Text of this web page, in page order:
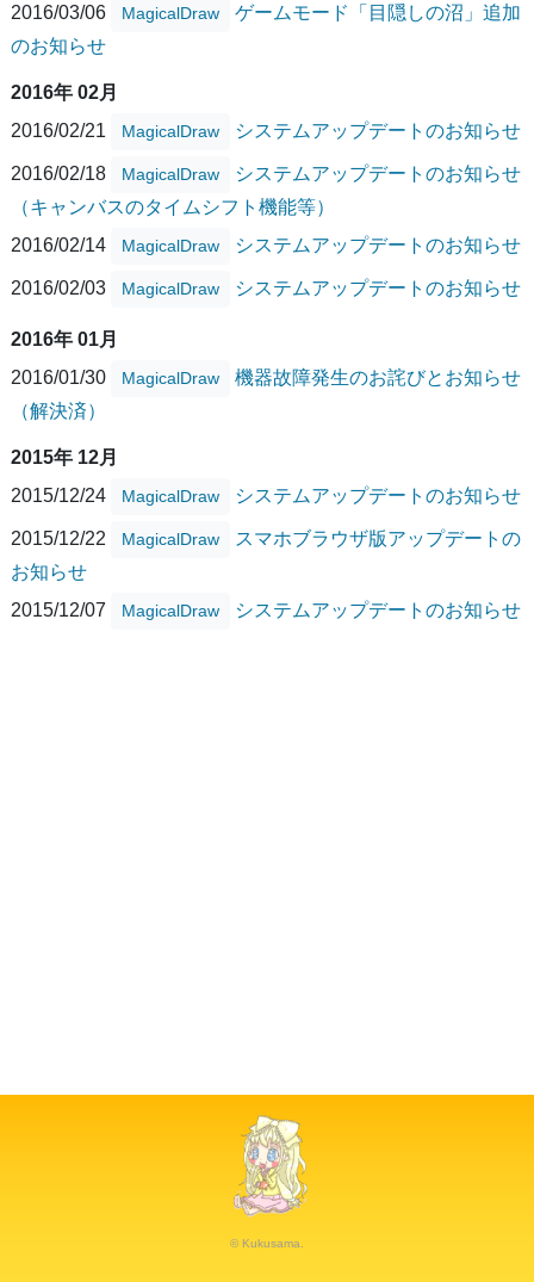
2016/03/06
MagicalDraw
ゲームモード「目隠しの沼」追加
のお知らせ
2016年 02月
2016/02/21
MagicalDraw システムアップデートのお知らせ
2016/02/18 MagicalDraw
システムアップデートのお知らせ
（キャンバスのタイムシフト機能等）
2016/02/14
MagicalDraw システムアップデートのお知らせ
2016/02/03 MagicalDraw システムアップデートのお知らせ
2016年 01月
2016/01/30
MagicalDraw
機器故障発生のお詫びとお知らせ
（解決済）
2015年 12月
2015/12/24
MagicalDraw システムアップデートのお知らせ
2015/12/22 MagicalDraw
スマホブラウザ版アップデートの
お知らせ
2015/12/07
MagicalDraw システムアップデートのお知らせ
© Kukusama.